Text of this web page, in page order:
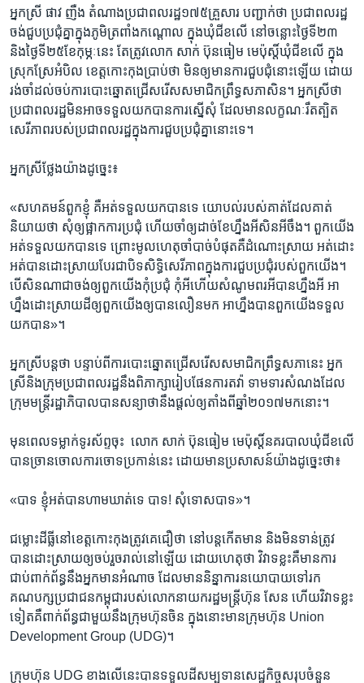
អ្នកស្រី​ ​ផាវ ញឺង​ ​តំណាង​ប្រជា​ពលរដ្ឋ​១៧៥​គ្រួសារ​ ​បញ្ជាក់​ថា​ ​ប្រជា​ពល​រដ្ឋ​
ចង់​ជួប​ប្រជុំ​គ្នា​ក្នុង​ភូមិ​ត្រពាំង​កណ្តោល​ ក្នុង​ឃុំ​ជីខ​លើ​ នៅ​ចន្លោះ​ថ្ងៃ​ទី​២៣​
និង​ថ្ងៃទី២៥​ខែ​កុម្ភៈ​នេះ​ តែ​ត្រូវ​លោក​ សាក់​ ប៊ុន​ធៀម​ មេ​ប៉ុស្តិ៍​ឃុំជីខ​លើ​ ក្នុង​
ស្រុក​ស្រែ​អំបិល​ ខេត្ត​កោះកុង​ប្រាប់​ថា​ មិន​ឲ្យ​មាន​ការ​ជួប​ជុំ​នោះ​ឡើយ​ ដោយ​
រង់​ចាំ​ដល់​ចប់​ការ​បោះឆ្នោត​ជ្រើស​រើស​សមាជិក​ព្រឹទ្ធ​សភា​សិន។ ​អ្នកស្រី​ថា​
ប្រជា​ពលរដ្ឋ​មិន​អាច​ទទួល​យក​បាន​ការ​ស្នើ​សុំ​ ដែល​មាន​លក្ខណៈ​រឹតត្បិត​
សេរីភាព​រប​ស់​ប្រជា​ពលរដ្ឋ​ក្នុង​ការ​ជួបប្រជុំ​គ្នា​នោះ​ទេ។​
អ្នក​ស្រី​ថ្លែង​យ៉ាង​ដូច្នេះ៖
«សហគមន៍​ពួក​ខ្ញុំ​ គឺ​អត់​ទទួល​យក​បាន​ទេ​ យោបល់​របស់​គាត់​ដែល​គាត់​
និយាយ​ថា​ សុំ​ឲ្យ​ផ្អាក​ការ​ប្រជុំ ​ហើយ​ចាំ​ឲ្យ​ដាច់​ខែ​ហ្នឹង​អីសិនអី​ចឹង។​ ពួក​យើង​
អត់​ទទួល​យក​បាន​ទេ​ ព្រោះ​មូលហេតុ​ចាំបាច់​បំផុត​គឺ​ដំណោះ​ស្រាយ​ អត់​ដោះ​
អត់បាន​ដោះ​ស្រាយបែរ​ជា​បិទ​សិទ្ធិ​សេរីភាព​ក្នុង​ការ​ជួបប្រជុំ​របស់​ពួក​យើង។​
បើសិន​ណា​ជា​ចង់​ឲ្យ​ពួកយើង​កុំប្រជុំ​ កុំអី​ហើយ​សំណូម​ពរ​អី​បាន​ហ្នឹង​អី​ អា
ហ្នឹង​ដោះ​ស្រាយ​ដី​ឲ្យ​ពួកយើង​ឲ្យ​បាន​លឿន​មក​ អាហ្នឹង​បាន​ពួក​យើង​ទទួល​
យក​បាន»។​
អ្នកស្រី​បន្ត​ថា​ ​បន្ទាប់​ពី​ការ​បោះឆ្នោត​ជ្រើស​រើស​សមាជិក​ព្រឹទ្ធ​សភា​នេះ​ អ្នក
ស្រី​និងក្រុម​ប្រជា​ពល​រដ្ឋ​នឹង​ពិភាក្សា​រៀបផែន​ការ​តវ៉ា ទាមទារ​សំណងដែល​
ក្រុម​មន្ត្រី​រដ្ឋាភិបាល​បាន​សន្យា​ថា​នឹង​ផ្តល់​ឲ្យ​តាំង​ពី​ឆ្នាំ​២០១៧​មក​នោះ។
មុន​ពេល​ទម្លាក់ទូរស័ព្ទចុះ ​ លោក​ ​សាក់ ប៊ុនធៀម​ ​មេប៉ុស្តិ៍ន​គរបាល​ឃុំ​ជីខ​លើ​
បាន​ច្រាន​ចោល​ការ​ចោទ​ប្រកាន់​នេះ​ ដោយ​មាន​ប្រសាសន៍​យ៉ាង​ដូច្នេះ​ថា៖​
«បាទ​ ខ្ញុំអត់​បាន​ហាម​ឃាត់​ទេ​ បាទ!​ សុំ​ទោស​បាទ»។
ជម្លោះ​ដីធ្លី​នៅ​ខេត្ត​កោះកុង​ត្រូវ​គេ​ជឿ​ថា​ នៅ​បន្ត​កើត​មាន​ និង​មិន​ទាន់​ត្រូវ​
បាន​ដោះស្រាយ​ឲ្យ​ចប់​រួច​រាល់​នៅ​ឡើយ​ ដោយ​ហេតុ​ថា​ វិវាទ​ខ្លះ​គឺ​មាន​ការ​
ជាប់ពាក់​ព័ន្ធ​នឹង​អ្នក​មាន​អំណាច​ ដែល​មាន​និន្នាការ​នយោបាយ​ទៅ​រក​
គណបក្ស​ប្រជាជន​កម្ពុជា​របស់​លោក​នាយក​រដ្ឋមន្ត្រី​ហ៊ុន សែន​ ហើយ​វិវាទ​ខ្លះ​
ទៀត​គឺ​ពាក់ព័ន្ធ​ជាមួយ​នឹង​ក្រុម​ហ៊ុន​ចិន​ ក្នុងនោះ​មាន​ក្រុម​ហ៊ុន​ Union
Development Group ​(UDG)។​
ក្រុមហ៊ុន​ UDG​ ​ខាងលើ​នេះ​បាន​ទទួល​ដី​សម្បទាន​សេដ្ឋកិច្ច​សរុប​ចំនួន​